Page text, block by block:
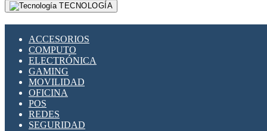
PORTA FUSIBLES Y SECCIONADORES
TECNOLOGÍA
ACCESORIOS
COMPUTO
ELECTRÓNICA
GAMING
MOVILIDAD
OFICINA
POS
REDES
SEGURIDAD